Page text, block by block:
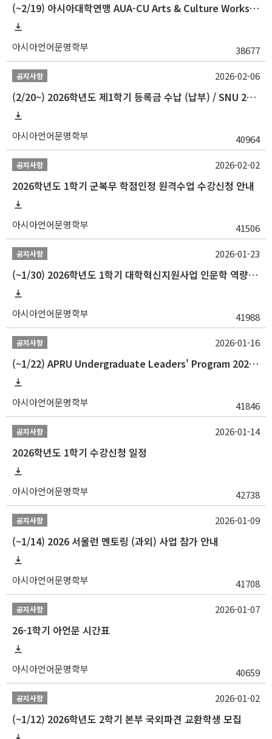
(~2/19) 아시아대학연맹 AUA-CU Arts & Culture Workshop Camp 2026 참가자 선발 안내
아시아언어문명학부 38677
공지사항
(2/20~) 2026학년도 제1학기 등록금 수납 (납부) / SNU 26-1 Tuition fee payment notice
아시아언어문명학부 40964
2026-02-06
공지사항
2026학년도 1학기 군복무 학점인정 원격수업 수강신청 안내
아시아언어문명학부 41506
2026-02-02
공지사항
(~1/30) 2026학년도 1학기 대학혁신지원사업 인문학 역량강화 학업지원금 지원 선발 안내(학·석·박사)
아시아언어문명학부 41988
2026-01-23
공지사항
(~1/22) APRU Undergraduate Leaders' Program 2026 프로그램 참가자 모집
아시아언어문명학부 41846
2026-01-16
공지사항
2026학년도 1학기 수강신청 일정
아시아언어문명학부 42738
2026-01-14
공지사항
(~1/14) 2026 서울런 멘토링 (과외) 사업 참가 안내
아시아언어문명학부 41708
2026-01-09
공지사항
26-1학기 아언문 시간표
아시아언어문명학부 40659
2026-01-07
공지사항
(~1/12) 2026학년도 2학기 본부 국외파견 교환학생 모집
2026-01-02